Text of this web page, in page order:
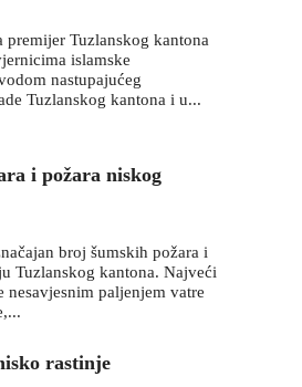
premijer Tuzlanskog kantona
islamske
nastupajućeg
Tuzlanskog kantona i u...
i požara niskog
broj šumskih požara i
Tuzlanskog kantona. Najveći
paljenjem vatre
rastinje